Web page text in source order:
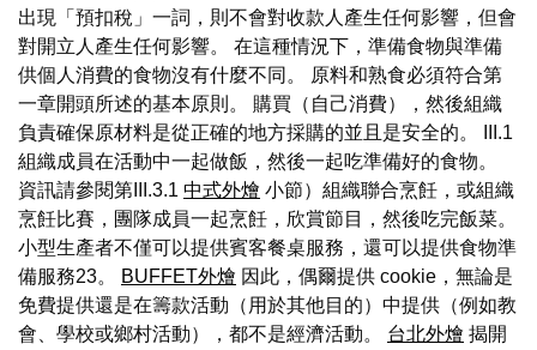
出現「預扣稅」一詞，則不會對收款人產生任何影響，但會
對開立人產生任何影響。 在這種情況下，準備食物與準備
供個人消費的食物沒有什麼不同。 原料和熟食必須符合第
一章開頭所述的基本原則。 購買（自己消費），然後組織
負責確保原材料是從正確的地方採購的並且是安全的。 III.1
組織成員在活動中一起做飯，然後一起吃準備好的食物。
資訊請參閱第III.3.1 中式外燴 小節）組織聯合烹飪，或組織
烹飪比賽，團隊成員一起烹飪，欣賞節目，然後吃完飯菜。
小型生產者不僅可以提供賓客餐桌服務，還可以提供食物準
備服務23。
BUFFET外燴 因此，偶爾提供 cookie，無論是
免費提供還是在籌款活動（用於其他目的）中提供（例如教
會、學校或鄉村活動），都不是經濟活動。 台北外燴 揭開